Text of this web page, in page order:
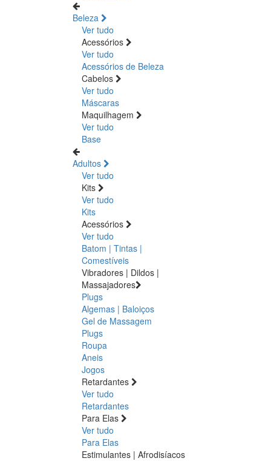
Beleza
Ver tudo
Acessórios
Ver tudo
Acessórios de Beleza
Cabelos
Ver tudo
Máscaras
Maquilhagem
Ver tudo
Base
Adultos
Ver tudo
Kits
Ver tudo
Kits
Acessórios
Ver tudo
Batom | Tintas |
Comestíveis
Vibradores | Dildos |
Massajadores
Plugs
Algemas | Baloiços
Gel de Massagem
Plugs
Roupa
Aneis
Jogos
Retardantes
Ver tudo
Retardantes
Para Elas
Ver tudo
Para Elas
Estimulantes | Afrodisíacos